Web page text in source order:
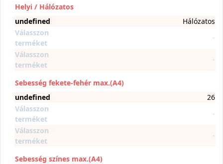
Helyi / Hálózatos
undefined
Hálózatos
Válasszon
terméket
-
Válasszon
terméket
-
Sebesség fekete-fehér max.(A4)
undefined
26
Válasszon
terméket
-
Válasszon
terméket
-
Sebesség színes max.(A4)